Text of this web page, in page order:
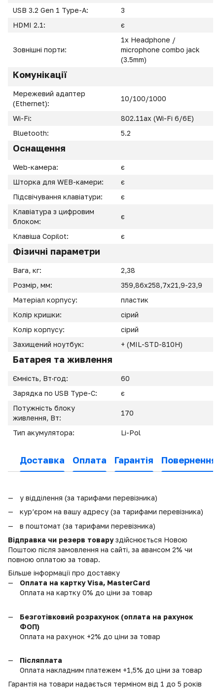
USB 3.2 Gen 1 Type-A:
3
HDMI 2.1:
є
Зовнішні порти:
1x Headphone /
microphone combo jack
(3.5mm)
Комунікації
Мережевий адаптер
(Ethernet):
10/100/1000
Wi-Fi:
802.11ax (Wi-Fi 6/6E)
Bluetooth:
5.2
Оснащення
Web-камера:
є
Шторка для WEB-камери:
є
Підсвічування клавіатури:
є
Клавіатура з цифровим
блоком:
є
Клавіша Copilot: є
Фізичні параметри
Вага, кг:
2,38
Розмір, мм:
359,86x258,7x21,9-23,9
Матеріал корпусу:
пластик
Колір кришки:
сірий
Колір корпусу:
сірий
Захищений ноутбук:
+ (MIL-STD-810H)
Батарея та живлення
Ємність, Вт·год:
60
Зарядка по USB Type-C:
є
Потужність блоку
живлення, Вт:
170
Тип акумулятора: Li-Pol
Доставка Оплата Гарантія Повернення
у відділення (за тарифами перевізника)
кур’єром на вашу адресу (за тарифами перевізника)
в поштомат (за тарифами перевізника)
Відправка чи резерв товаруздійснюється Новою
Поштою після замовлення на сайті, за авансом 2% чи
повною оплатою за товар.
Більше інформації про доставку
Оплата на картку Visa, MasterCard
Оплата на картку 0% до ціни за товар
Безготівковий розрахунок (оплата на рахунок
ФОП)
Оплата на рахунок +2% до ціни за товар
Післяплата
Оплата накладним платежем +1,5% до ціни за товар
Гарантія на товари надається терміном від 1 до 5 років